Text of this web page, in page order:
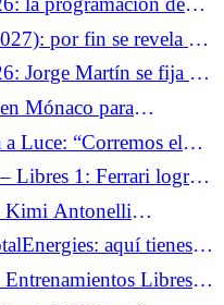
sin Johann Zarco
por fin se revela el
de autonomía
Jorge Martín se fija un
de semana con
Mónaco para
Luce: “Corremos el
Libres 1: Ferrari logra
marca el ritmo
Kimi Antonelli
consigue la pole.
aquí tienes
el diésel
Libres 2